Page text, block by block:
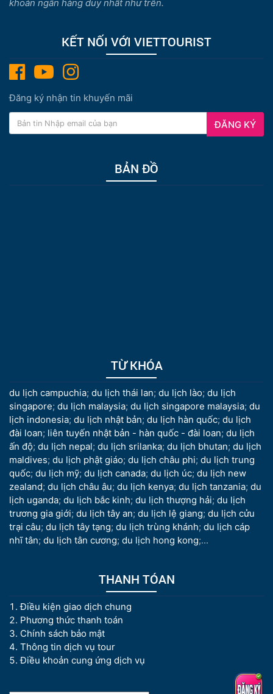
khoản ngân hàng duy nhất như trên.
KẾT NỐI VỚI VIETTOURIST
Đăng ký nhận tin khuyến mãi
ĐĂNG KÝ
BẢN ĐỒ
TỪ KHÓA
du lịch campuchia; du lịch thái lan; du lịch lào; du lịch
singapore; du lịch malaysia; du lịch singapore malaysia; du
lịch indonesia; du lịch nhật bản; du lịch hàn quốc; du lịch
đài loan; liên tuyến nhật bản - hàn quốc - đài loan; du lịch
ấn độ; du lịch nepal; du lịch srilanka; du lịch bhutan; du lịch
maldives; du lịch phật giáo; du lịch châu phi; du lịch trung
quốc; du lịch mỹ; du lịch canada; du lịch úc; du lịch new
zealand; du lịch châu âu; du lịch kenya; du lịch tanzania; du
lịch uganda; du lịch bắc kinh; du lịch thượng hải; du lịch
trương gia giới; du lịch tây an; du lịch lệ giang; du lịch cửu
trại câu; du lịch tây tạng; du lịch trùng khánh; du lịch cáp
nhĩ tân; du lịch tân cương; du lịch hong kong;...
THANH TÓAN
Điều kiện giao dịch chung
Phương thức thanh toán
Chính sách bảo mật
Thông tin dịch vụ tour
Điều khoản cung ứng dịch vụ